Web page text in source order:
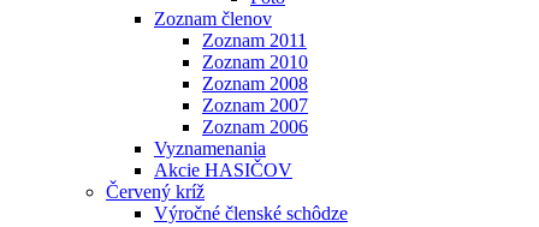
Zoznam členov
Zoznam 2011
Zoznam 2010
Zoznam 2008
Zoznam 2007
Zoznam 2006
Vyznamenania
Akcie HASIČOV
Červený kríž
Výročné členské schôdze